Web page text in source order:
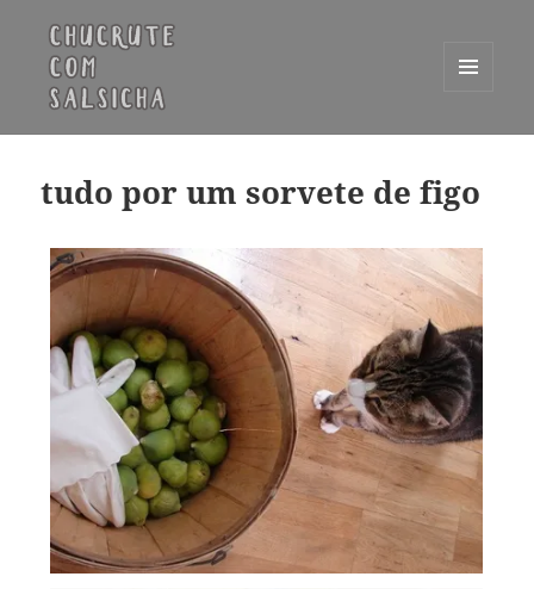
WIDGETS
tudo por um sorvete de figo